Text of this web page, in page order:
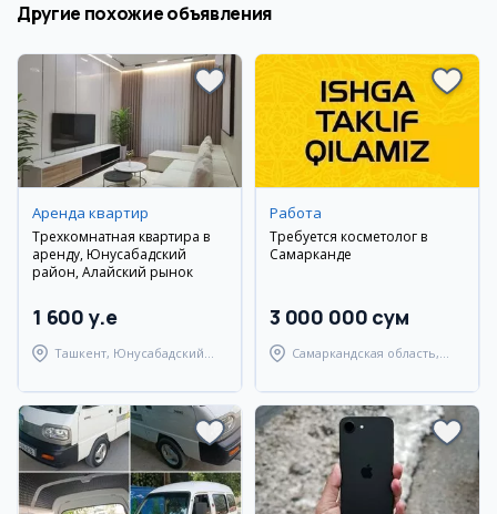
Другие похожие объявления
Аренда квартир
Трехкомнатная квартира в
аренду, Юнусабадский
район, Алайский рынок
1 600 y.e
Ташкент, Юнусабадский
Работа
Требуется косметолог в
Самарканде
3 000 000 сум
Самаркандская область,